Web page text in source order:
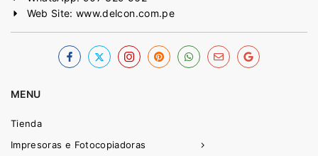
Web Site: www.delcon.com.pe
MENU
Tienda
Impresoras e Fotocopiadoras